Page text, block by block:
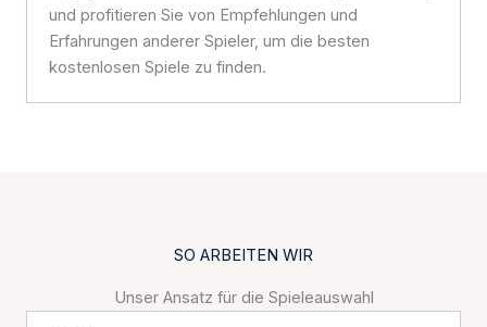
und profitieren Sie von Empfehlungen und
Erfahrungen anderer Spieler, um die besten
kostenlosen Spiele zu finden.
SO ARBEITEN WIR
Unser Ansatz für die Spieleauswahl